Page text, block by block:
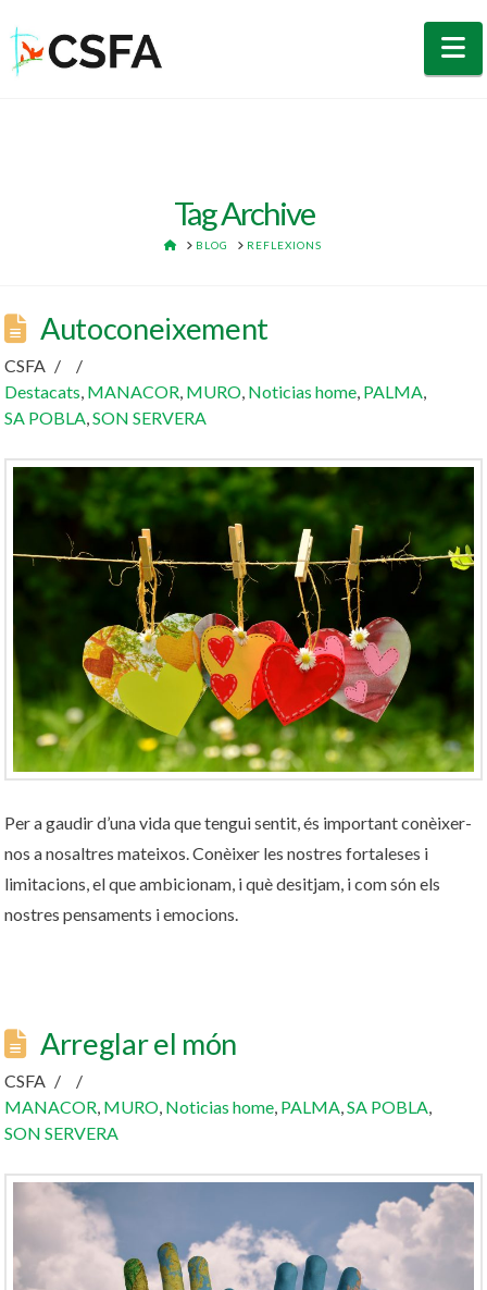
Tag Archive
HOME
BLOG REFLEXIONS
Autoconeixement
CSFA
Destacats, MANACOR, MURO, Noticias home, PALMA,
SA POBLA,SON SERVERA
Per a gaudir d’una vida que tengui sentit, és important conèixer-
nos a nosaltres mateixos. Conèixer les nostres fortaleses i
limitacions, el que ambicionam, i què desitjam, i com són els
nostres pensaments i emocions.
Arreglar el món
CSFA
MANACOR, MURO, Noticias home, PALMA,SA POBLA,
SON SERVERA